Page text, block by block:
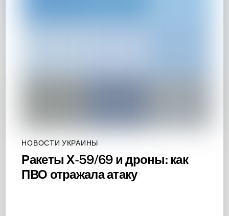
НОВОСТИ УКРАИНЫ
Ракеты Х-59/69 и дроны: как
ПВО отражала атаку